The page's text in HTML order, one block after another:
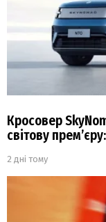
Кросовер
світову
2 дні тому